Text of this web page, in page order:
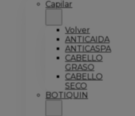
Capilar
Volver
ANTICAIDA
ANTICASPA
CABELLO
GRASO
CABELLO
SECO
BOTIQUIN